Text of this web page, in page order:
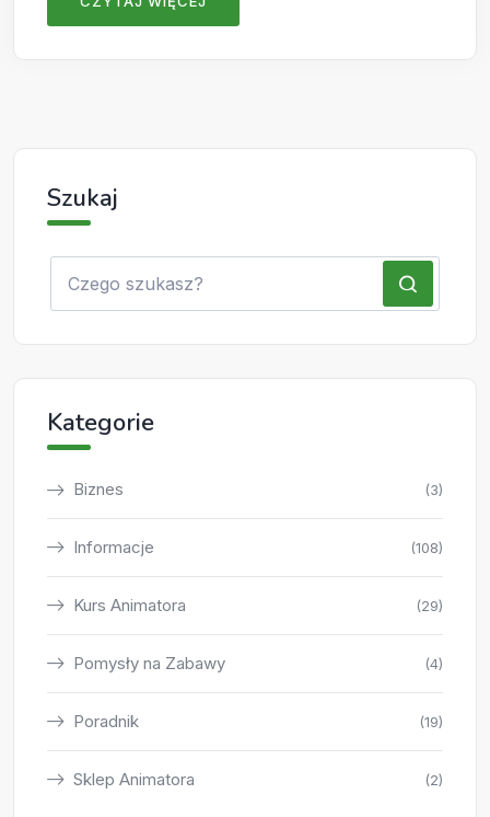
Szukaj
Kategorie
Biznes (3)
Informacje (108)
Kurs Animatora (29)
Pomysły na Zabawy (4)
Poradnik (19)
Sklep Animatora (2)